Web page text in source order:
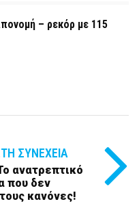
– ρεκόρ με 115
ΣΥΝΈΧΕΙΑ
ανατρεπτικό
που δεν
κανόνες!